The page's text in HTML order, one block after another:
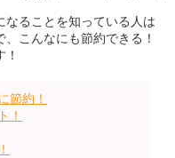
なることを知っている人は
こんなにも節約できる！
節約！
！